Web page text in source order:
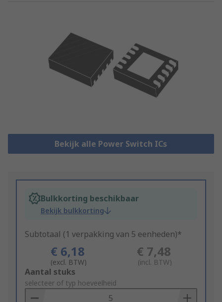
Bekijk alle Power Switch ICs
Bulkkorting beschikbaar
Bekijk bulkkorting
Subtotaal (1 verpakking van 5 eenheden)*
€ 6,18
(excl. BTW)
€ 7,48
(incl. BTW)
Add
to
Basket
Aantal stuks
selecteer of typ hoeveelheid